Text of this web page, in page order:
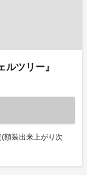
ツリー』
額装出来上がり次